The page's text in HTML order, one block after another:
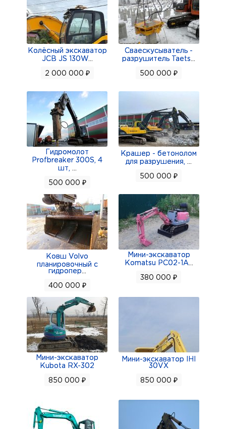
Колёсный экскаватор
JCB JS 130W...
2 000 000 ₽
Сваескусыватель -
разрушитель Taets
500 000 ₽
Гидромолот
Profbreaker 300S, 4
шт,
500 000 ₽
Крашер - бетонолом
для разрушения,
500 000 ₽
Ковш Volvo
планировочный с
гидропер
400 000 ₽
Мини-экскаватор
Komatsu PC02-1A
380 000 ₽
Мини-экскаватор
Kubota RX-302
850 000 ₽
Мини-экскаватор IHI
30VX
850 000 ₽